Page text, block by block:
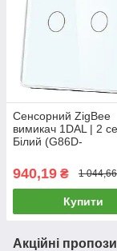
Сенсорний ZigBee
вимикач 1DAL | 2
Білий (G86D-
940,19 ₴ 1
Купити
Акційні